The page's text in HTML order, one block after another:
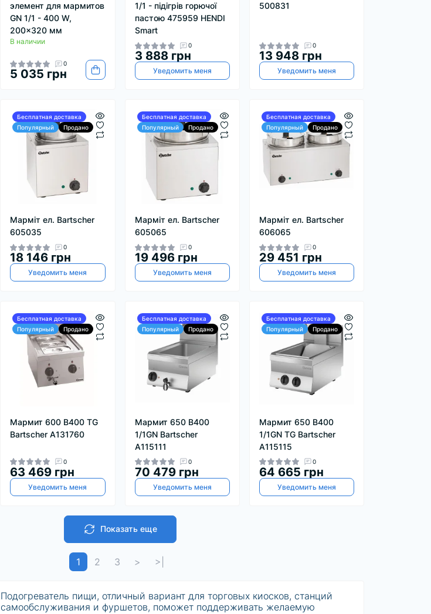
элемент для мармитов
GN 1/1 - 400 W,
200x320 мм
В наличии
0
5 035 грн
1/1 - підігрів горючої
пастою 475959 HENDI
Smart
0
3 888 грн
Уведомить меня
500831
0
13 948 грн
Уведомить меня
Бесплатная доставка
Популярный
Продано
Марміт ел. Bartscher
605035
0
18 146 грн
Уведомить меня
Бесплатная доставка
Популярный
Продано
Марміт ел. Bartscher
605065
0
19 496 грн
Уведомить меня
Бесплатная доставка
Популярный
Продано
Марміт ел. Bartscher
606065
0
29 451 грн
Уведомить меня
Бесплатная доставка
Популярный
Продано
Мармит 600 B400 TG
Bartscher А131760
0
63 469 грн
Уведомить меня
Бесплатная доставка
Популярный
Продано
Мармит 650 B400
1/1GN Bartscher
А115111
0
70 479 грн
Уведомить меня
Бесплатная доставка
Популярный
Продано
Мармит 650 B400
1/1GN TG Bartscher
А115115
0
64 665 грн
Уведомить меня
Показать еще
1 2 3 > >|
Подогреватель пищи, отличный вариант для торговых киосков, станций
самообслуживания и фуршетов, поможет поддерживать желаемую